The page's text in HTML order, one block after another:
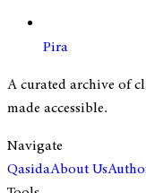
Pira
A curated archive of
made accessible.
Navigate
QasidaAbout Us